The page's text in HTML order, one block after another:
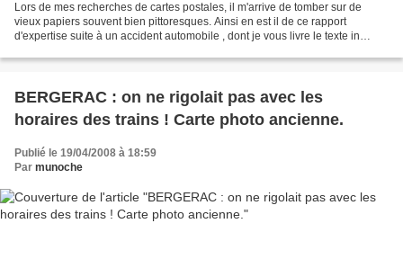
Lors de mes recherches de cartes postales, il m'arrive de tomber sur de
vieux papiers souvent bien pittoresques. Ainsi en est il de ce rapport
d'expertise suite à un accident automobile , dont je vous livre le texte in
BERGERAC : on ne rigolait pas avec les
horaires des trains ! Carte photo ancienne.
Publié le 19/04/2008 à 18:59
Par munoche